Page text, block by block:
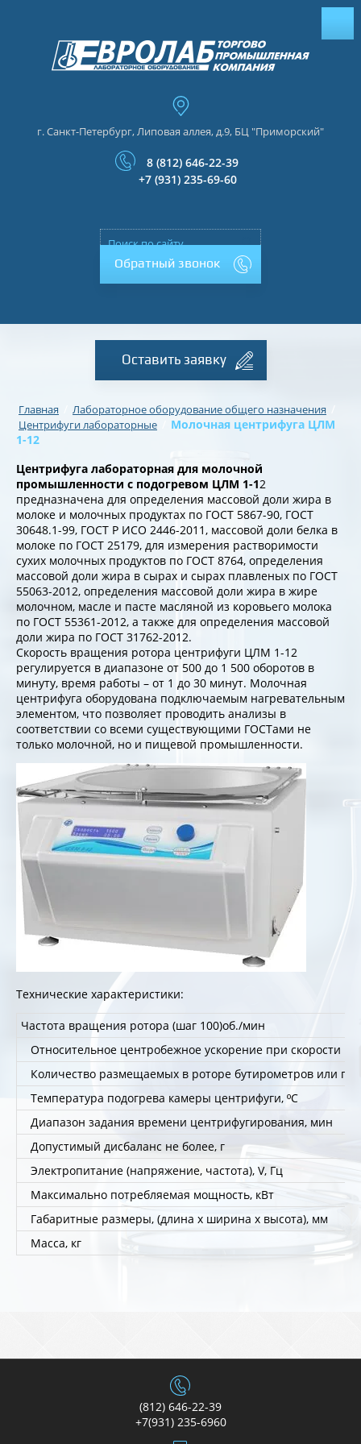
г. Санкт-Петербург, Липовая аллея, д.9, БЦ "Приморский"
8 (812) 646-22-39
+7 (931) 235-69-60
Обратный звонок
Оставить заявку
Главная Лабораторное оборудование общего назначения
Центрифуги лабораторные
Молочная центрифуга ЦЛМ
1-12
Центрифуга лабораторная для молочной
промышленности с подогревом ЦЛМ 1-12
предназначена для определения массовой доли жира в
молоке и молочных продуктах по ГОСТ 5867-90, ГОСТ
30648.1-99, ГОСТ Р ИСО 2446-2011, массовой доли белка в
молоке по ГОСТ 25179, для измерения растворимости
сухих молочных продуктов по ГОСТ 8764, определения
массовой доли жира в сырах и сырах плавленых по ГОСТ
55063-2012, определения массовой доли жира в жире
молочном, масле и пасте масляной из коровьего молока
по ГОСТ 55361-2012, а также для определения массовой
доли жира по ГОСТ 31762-2012.
Скорость вращения ротора центрифуги ЦЛМ 1-12
регулируется в диапазоне от 500 до 1 500 оборотов в
минуту, время работы – от 1 до 30 минут. Молочная
центрифуга оборудована подключаемым нагревательным
элементом, что позволяет проводить анализы в
соответствии со всеми существующими ГОСТами не
только молочной, но и пищевой промышленности.
Технические характеристики:
Частота вращения ротора (шаг 100)об./мин
Относительное центробежное ускорение при скорости
Количество размещаемых в роторе бутирометров или
Температура подогрева камеры центрифуги, ºС
Диапазон задания времени центрифугирования, мин
Допустимый дисбаланс не более, г
Электропитание (напряжение, частота), V, Гц
Максимально потребляемая мощность, кВт
Габаритные размеры, (длина х ширина х высота), мм
Масса, кг
(812) 646-22-39
+7(931) 235-6960